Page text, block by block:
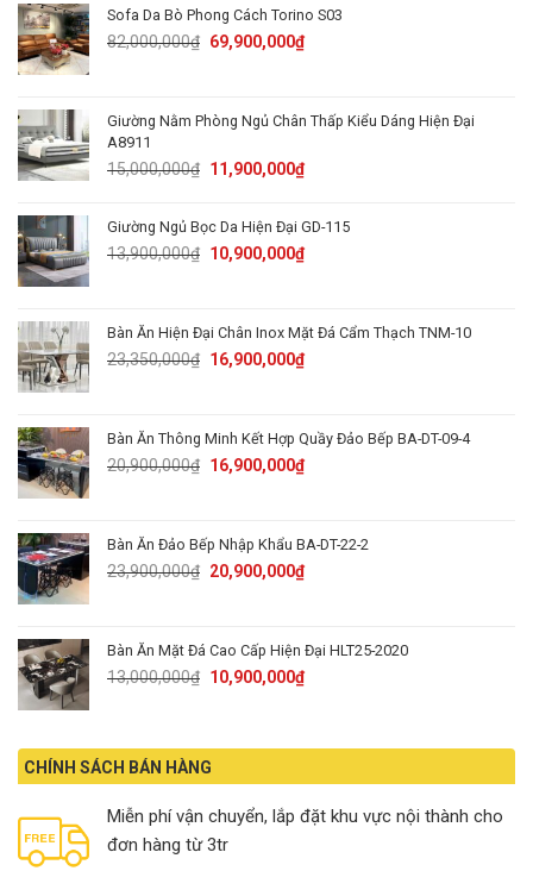
Sofa Da Bò Phong Cách Torino S03
82,000,000₫ Original
82,000,000₫.
69,900,000₫Current
69,900,000₫.
Giường Nằm Phòng Ngủ Chân Thấp Kiểu Dáng Hiện Đại
A8911
15,000,000₫ Original
15,000,000₫.
11,900,000₫Current
11,900,000₫.
Giường Ngủ Bọc Da Hiện Đại GD-115
13,900,000₫ Original
10,900,000₫Current
10,900,000₫.
Bàn Ăn Hiện Đại Chân Inox Mặt Đá Cẩm Thạch TNM-10
23,350,000₫ Original
23,350,000₫.
16,900,000₫Current
16,900,000₫.
Bàn Ăn Thông Minh Kết Hợp Quầy Đảo Bếp BA-DT-09-4
20,900,000₫ Original
20,900,000₫.
16,900,000₫Current
Bàn Ăn Đảo Bếp Nhập Khẩu BA-DT-22-2
23,900,000₫ Original
23,900,000₫.
20,900,000₫Current
Bàn Ăn Mặt Đá Cao Cấp Hiện Đại HLT25-2020
13,000,000₫ Original
13,000,000₫.
10,900,000₫Current
10,900,000₫.
CHÍNH SÁCH BÁN HÀNG
Miễn phí vận chuyển, lắp đặt khu vực nội thành cho
đơn hàng từ 3tr